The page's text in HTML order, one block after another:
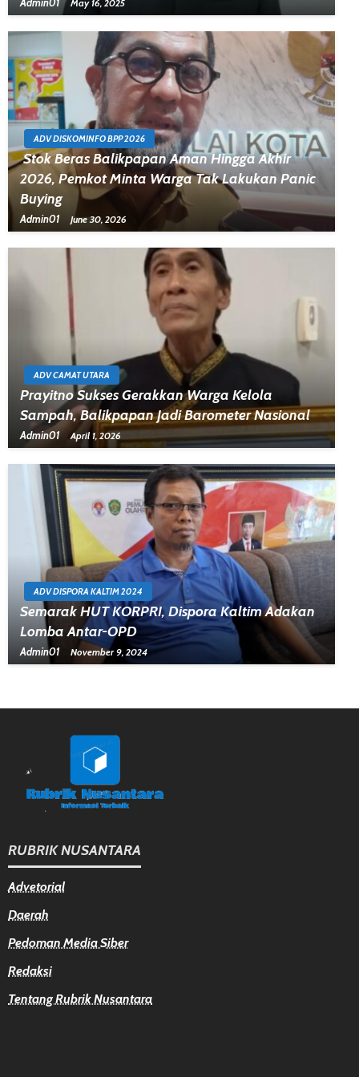
May 16, 2025
ADV DISKOMINFO BPP 2026
Stok Beras Balikpapan Aman Hingga Akhir
2026, Pemkot Minta Warga Tak Lakukan Panic
Buying
Admin01 June 30, 2026
ADV CAMAT UTARA
Prayitno Sukses Gerakkan Warga Kelola
Sampah, Balikpapan Jadi Barometer Nasional
Admin01 April 1, 2026
ADV DISPORA KALTIM 2024
Semarak HUT KORPRI, Dispora Kaltim Adakan
Lomba Antar-OPD
Admin01 November 9, 2024
RUBRIK NUSANTARA
Advetorial
Daerah
Pedoman Media Siber
Redaksi
Tentang Rubrik Nusantara